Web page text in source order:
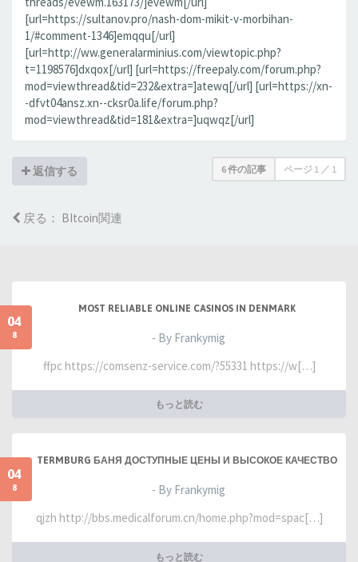
[url=https://sultanov.pro/nash-dom-mikit-v-morbihan-
1/#comment-1346]emqqu[/url]
[url=http://ww.generalarminius.com/viewtopic.php?
t=1198576]dxqox[/url] [url=https://freepaly.com/forum.php?
mod=viewthread&tid=232&extra=]atewq[/url] [url=https://xn-
-dfvt04ansz.xn--cksr0a.life/forum.php?
mod=viewthread&tid=181&extra=]uqwqz[/url]
返信する 6 件の記事 ページ 1 ／ 1
戻る： BItcoin関連
04
8
MOST RELIABLE ONLINE CASINOS IN DENMARK
- By Frankymig
ffpc https://comsenz-service.com/?55331 https://w[…]
もっと読む
04
8
TERMBURG БАНЯ ДОСТУПНЫЕ ЦЕНЫ И ВЫСОКОЕ КАЧЕСТВО
- By Frankymig
qjzh http://bbs.medicalforum.cn/home.php?mod=spac[…]
もっと読む